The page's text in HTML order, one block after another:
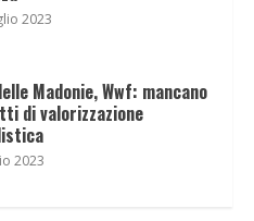
2023
Madonie, Wwf: mancano
di valorizzazione
2023